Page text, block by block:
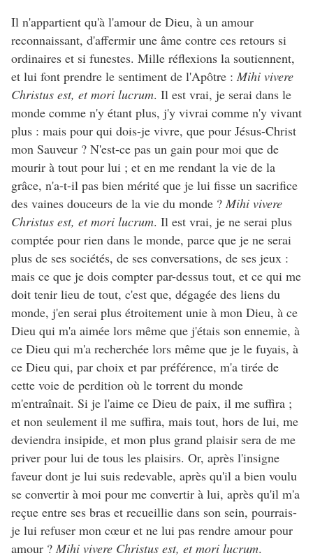
Il n'appartient qu'à l'amour de Dieu, à un amour
reconnaissant, d'affermir une âme contre ces retours si
ordinaires et si funestes. Mille réflexions la soutiennent,
et lui font prendre le sentiment de l'Apôtre : Mihi vivere
Christus est, et mori lucrum. Il est vrai, je serai dans le
monde comme n'y étant plus, j'y vivrai comme n'y vivant
plus : mais pour qui dois-je vivre, que pour Jésus-Christ
mon Sauveur ? N'est-ce pas un gain pour moi que de
mourir à tout pour lui ; et en me rendant la vie de la
grâce, n'a-t-il pas bien mérité que je lui fisse un sacrifice
des vaines douceurs de la vie du monde ? Mihi vivere
Christus est, et mori lucrum. Il est vrai, je ne serai plus
comptée pour rien dans le monde, parce que je ne serai
plus de ses sociétés, de ses conversations, de ses jeux :
mais ce que je dois compter par-dessus tout, et ce qui me
doit tenir lieu de tout, c'est que, dégagée des liens du
monde, j'en serai plus étroitement unie à mon Dieu, à ce
Dieu qui m'a aimée lors même que j'étais son ennemie, à
ce Dieu qui m'a recherchée lors même que je le fuyais, à
ce Dieu qui, par choix et par préférence, m'a tirée de
cette voie de perdition où le torrent du monde
m'entraînait. Si je l'aime ce Dieu de paix, il me suffira ;
et non seulement il me suffira, mais tout, hors de lui, me
deviendra insipide, et mon plus grand plaisir sera de me
priver pour lui de tous les plaisirs. Or, après l'insigne
faveur dont je lui suis redevable, après qu'il a bien voulu
se convertir à moi pour me convertir à lui, après qu'il m'a
reçue entre ses bras et recueillie dans son sein, pourrais-
je lui refuser mon cœur et ne lui pas rendre amour pour
amour ? Mihi vivere Christus est, et mori lucrum.